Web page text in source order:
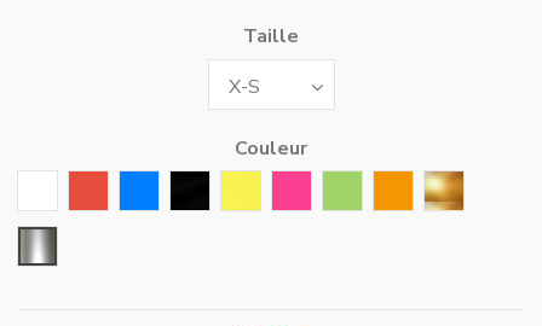
Taille
Couleur
OrangeOr
Argent